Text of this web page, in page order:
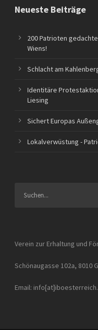
Neueste Beiträge
200 Patrioten
Wiens!
Schlacht am
Identitäre
Liesing
Sichert Europas
Lokalverwüstung -
Verein zur Erhaltung und
Schönaugasse 102a, 8010
Email: